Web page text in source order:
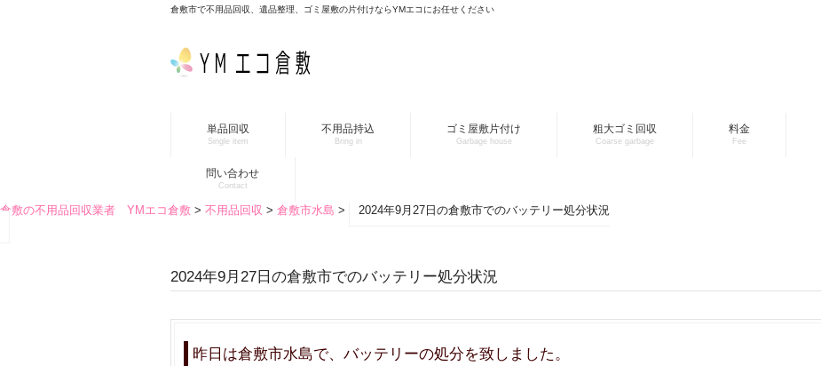
倉敷市で不用品回収、遺品整理、ゴミ屋敷の片付けならYMエコにお任せください
単品回収
Single item
不用品持込
Bring in
ゴミ屋敷片付け
Garbage house
粗大ゴミ回収
Coarse garbage
料金
Fee
問い合わせ
Contact
倉敷の不用品回収業者 YMエコ倉敷 > 不用品回収 > 倉敷市水島 > 2024年9月27日の倉敷市でのバッテリー処分状況
2024年9月27日の倉敷市でのバッテリー処分状況
昨日は倉敷市水島で、バッテリーの処分を致しました。